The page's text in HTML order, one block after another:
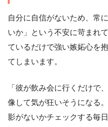
自分に自信がないため、常
いか」という不安に苛まれ
ているだけで強い嫉妬心を
てしまいます。
「彼が飲み会に行くだけで
像して気が狂いそうになる
影がないかチェックする毎日